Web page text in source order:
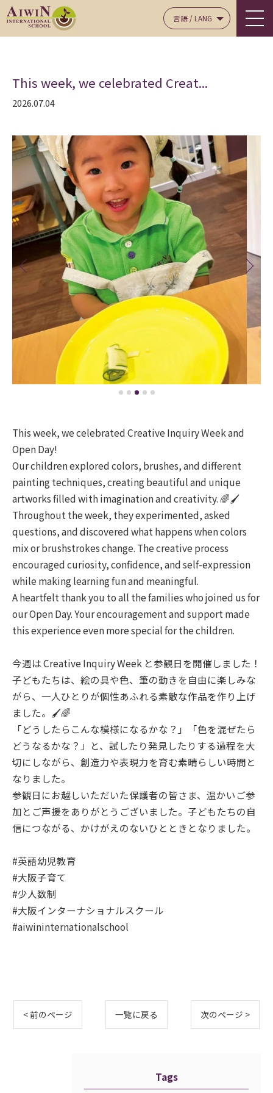
言語 / LANG
This week, we celebrated Creat...
2026.07.04
This week, we celebrated Creative Inquiry Week and
Open Day!
Our children explored colors, brushes, and different
painting techniques, creating beautiful and unique
artworks filled with imagination and creativity. 🌈🖌️
Throughout the week, they experimented, asked
questions, and discovered what happens when colors
mix or brushstrokes change. The creative process
encouraged curiosity, confidence, and self-expression
while making learning fun and meaningful.
A heartfelt thank you to all the families who joined us for
our Open Day. Your encouragement and support made
this experience even more special for the children.
今週は Creative Inquiry Week と参観日を開催しました！
子どもたちは、絵の具や色、筆の動きを自由に楽しみな
がら、一人ひとりが個性あふれる素敵な作品を作り上げ
ました。🖌️🌈
「どうしたらこんな模様になるかな？」「色を混ぜたら
どうなるかな？」と、試したり発見したりする過程を大
切にしながら、創造力や表現力を育む素晴らしい時間と
なりました。
参観日にお越しいただいた保護者の皆さま、温かいご参
加とご声援をありがとうございました。子どもたちの自
信につながる、かけがえのないひとときとなりました。
#英語幼児教育
#大阪子育て
#少人数制
#大阪インターナショナルスクール
#aiwininternationalschool
< 前のページ 一覧に戻る 次のページ >
Tags